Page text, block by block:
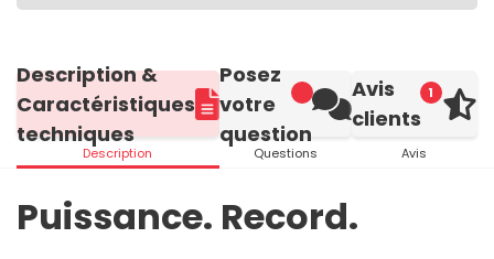
Description &
Caractéristiques
techniques
Description
Posez
votre
question
Questions
1
Avis
clients
Avis
Puissance. Record.